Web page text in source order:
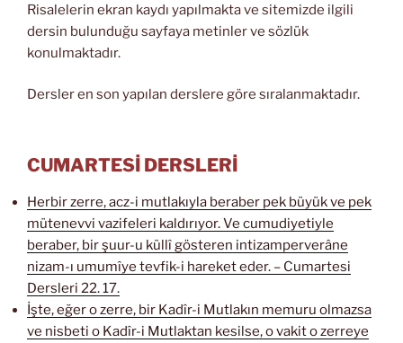
Risalelerin ekran kaydı yapılmakta ve sitemizde ilgili
dersin bulunduğu sayfaya metinler ve sözlük
konulmaktadır.
Dersler en son yapılan derslere göre sıralanmaktadır.
CUMARTESİ DERSLERİ
Herbir zerre, acz-i mutlakıyla beraber pek büyük ve pek
mütenevvi vazifeleri kaldırıyor. Ve cumudiyetiyle
beraber, bir şuur-u küllî gösteren intizamperverâne
nizam-ı umumîye tevfik-i hareket eder. – Cumartesi
Dersleri 22. 17.
İşte, eğer o zerre, bir Kadîr-i Mutlakın memuru olmazsa
ve nisbeti o Kadîr-i Mutlaktan kesilse, o vakit o zerreye